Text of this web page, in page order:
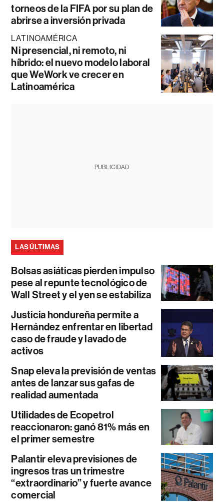
torneos de la FIFA por su plan de
abrirse a inversión privada
LATINOAMÉRICA
Ni presencial, ni remoto, ni
híbrido: el nuevo modelo laboral
que WeWork ve crecer en
Latinoamérica
PUBLICIDAD
LAS ÚLTIMAS
Bolsas asiáticas pierden impulso
pese al repunte tecnológico de
Wall Street y el yen se estabiliza
Justicia hondureña permite a
Hernández enfrentar en libertad
caso de fraude y lavado de
activos
Snap eleva la previsión de ventas
antes de lanzar sus gafas de
realidad aumentada
Utilidades de Ecopetrol
reaccionaron: ganó 81% más en
el primer semestre
Palantir eleva previsiones de
ingresos tras un trimestre
“extraordinario” y fuerte avance
comercial